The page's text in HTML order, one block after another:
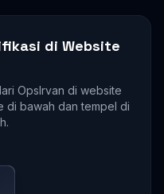
di Website
OpsIrvan di website
di bawah dan tempel di